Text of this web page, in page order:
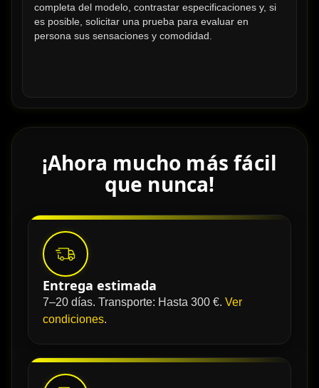
completa del modelo, contrastar especificaciones y, si
es posible, solicitar una prueba para evaluar en
persona sus sensaciones y comodidad.
¡Ahora mucho más fácil
que nunca!
Entrega estimada
7–20 días. Transporte: Hasta 300 €. Ver
condiciones.